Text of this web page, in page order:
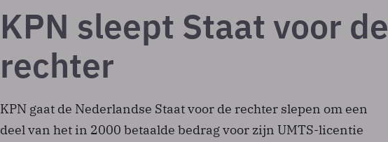
KPN sleept Staat voor de
rechter
KPN gaat de Nederlandse Staat voor de rechter slepen om een
deel van het in 2000 betaalde bedrag voor zijn UMTS-licentie